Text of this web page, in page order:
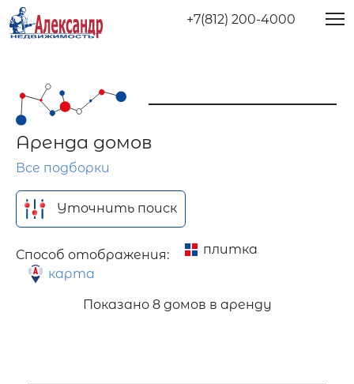
+7(812) 200-4000
Аренда домов
Все подборки
Уточнить поиск
Способ отображения:
плитка
карта
Показано 8 домов в аренду